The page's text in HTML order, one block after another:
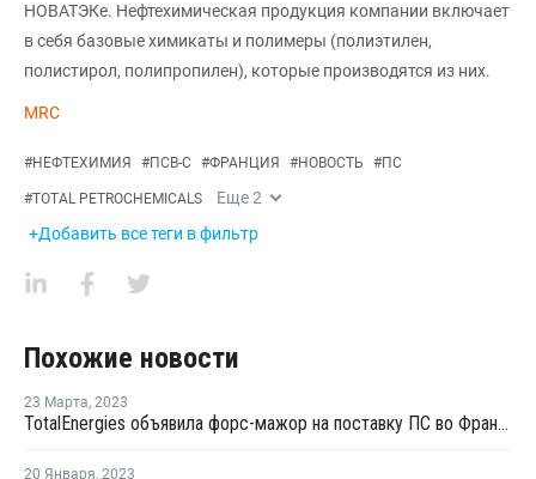
НОВАТЭКе. Нефтехимическая продукция компании включает
в себя базовые химикаты и полимеры (полиэтилен,
полистирол, полипропилен), которые производятся из них.
MRC
#НЕФТЕХИМИЯ #ПСВ-С #ФРАНЦИЯ #НОВОСТЬ #ПС
#TOTAL PETROCHEMICALS Еще2
+Добавить все теги в фильтр
Похожие новости
23 Марта, 2023
TotalEnergies объявила форс-мажор на поставку ПС во Франции
20 Января, 2023